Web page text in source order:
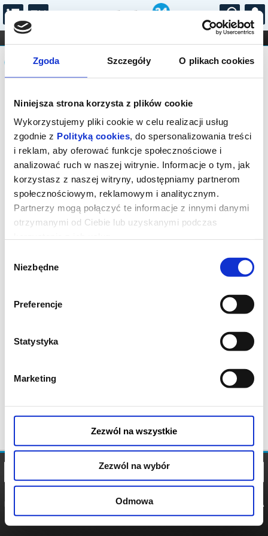
Zgoda Szczegóły O plikach cookies
Niniejsza strona korzysta z plików cookie
Wykorzystujemy pliki cookie w celu realizacji usług
zgodnie z Polityką cookies, do spersonalizowania treści
i reklam, aby oferować funkcje społecznościowe i
analizować ruch w naszej witrynie. Informacje o tym, jak
korzystasz z naszej witryny, udostępniamy partnerom
społecznościowym, reklamowym i analitycznym.
Partnerzy mogą połączyć te informacje z innymi danymi
otrzymanymi od Ciebie lub uzyskanymi podczas
zgody
Niezbędne
Preferencje
Statystyka
Marketing
Zezwól na wszystkie
Zezwól na wybór
Odmowa
...
FILHARMONIA OPERA I BALET
STAND-UP
DLA DZIECI
Komunikat
Sprzedaż biletów on-line na wydarzenie
została zakończona.
POLITYKA
POLITYKA